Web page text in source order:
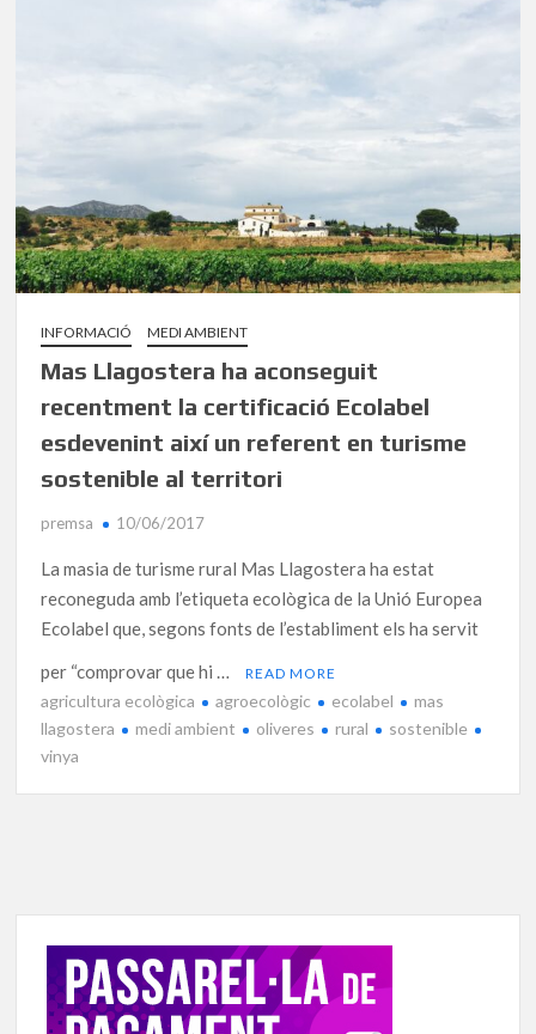
INFORMACIÓ MEDI AMBIENT
Mas Llagostera ha aconseguit
recentment la certificació Ecolabel
esdevenint així un referent en turisme
sostenible al territori
premsa 10/06/2017
La masia de turisme rural Mas Llagostera ha estat
reconeguda amb l’etiqueta ecològica de la Unió Europea
Ecolabel que, segons fonts de l’establiment els ha servit
per “comprovar que hi …
READ MORE
agricultura ecològica agroecològic ecolabel
mas
llagostera
medi ambient oliveres rural
sostenible
vinya